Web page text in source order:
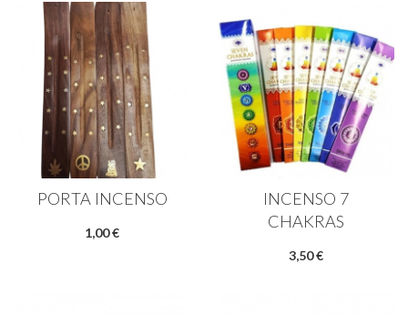
PORTA INCENSO
1,00 €
INCENSO 7
CHAKRAS
3,50 €